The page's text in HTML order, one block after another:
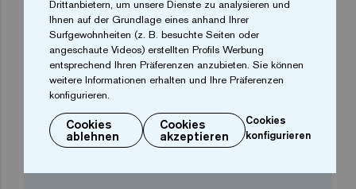
Ort*
Postleitzahl*
Drittanbietern, um unsere Dienste zu analysieren und
Ihnen auf der Grundlage eines anhand Ihrer
Surfgewohnheiten (z. B. besuchte Seiten oder
angeschaute Videos) erstellten Profils Werbung
entsprechend Ihren Präferenzen anzubieten. Sie können
weitere Informationen erhalten und Ihre Präferenzen
konfigurieren.
Cookies
ablehnen
Cookies
akzeptieren
Cookies
konfigurieren